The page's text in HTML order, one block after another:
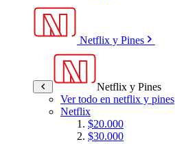
Netflix y Pines
Netflix y Pines
Ver todo en netflix y pines
Netflix
$20.000
$30.000